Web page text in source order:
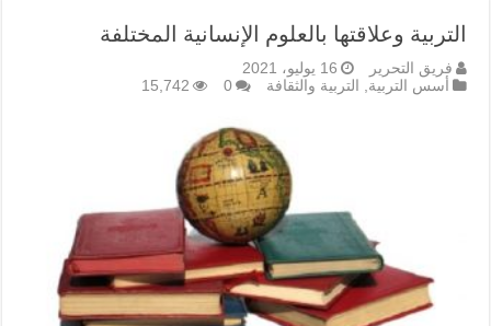
التربية وعلاقتها بالعلوم الإنسانية المختلفة
فريق التحرير
16 يوليو، 2021
أسس التربية, التربية والثقافة 0
15,742